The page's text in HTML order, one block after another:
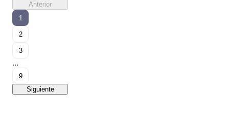
Anterior
1
2
3
...
9
Siguiente